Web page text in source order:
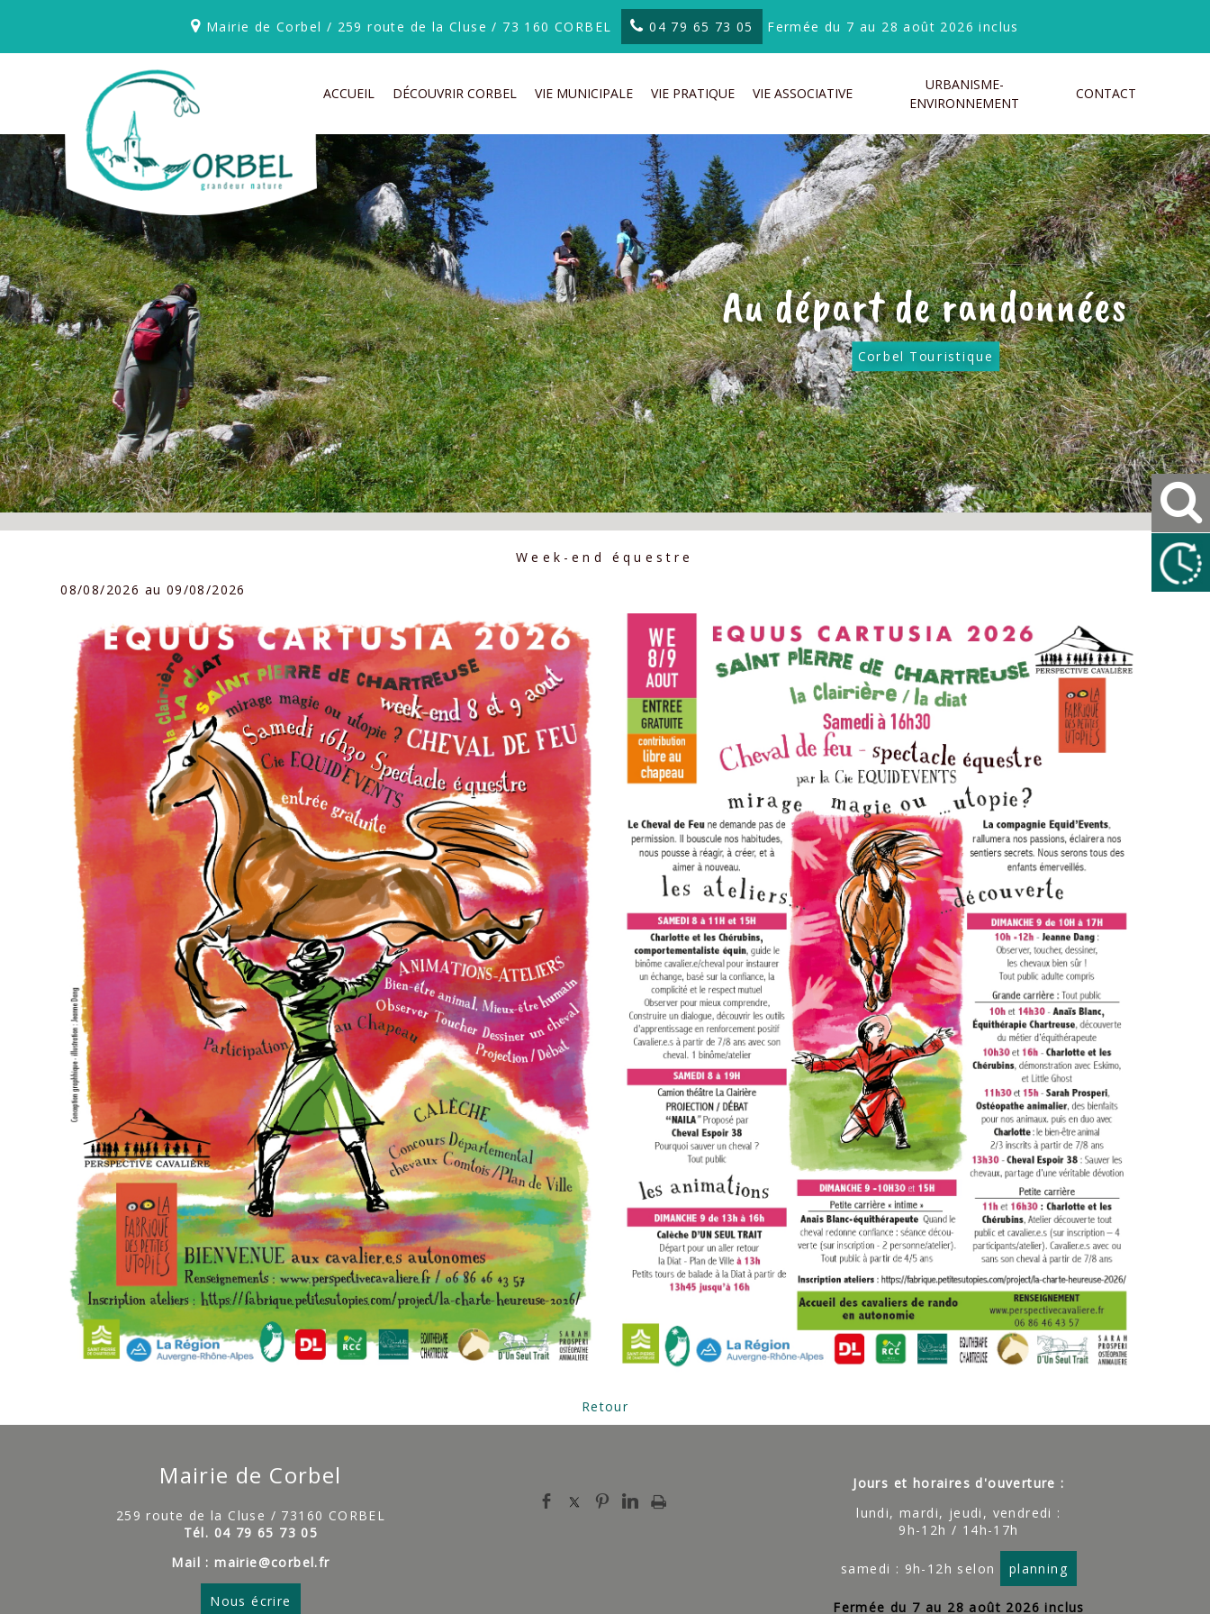
Mairie de Corbel / 259 route de la Cluse / 73 160 CORBEL 04 79 65 73 05 Fermée du 7 au 28 août 2026 inclus
ACCUEIL DÉCOUVRIR CORBEL VIE MUNICIPALE VIE PRATIQUE VIE ASSOCIATIVE
URBANISME-
ENVIRONNEMENT
CONTACT
Au départ de randonnées
Corbel Touristique
Week-end équestre
08/08/2026 au 09/08/2026
Retour
Mairie de Corbel
259 route de la Cluse / 73160 CORBEL
Tél. 04 79 65 73 05
Mail : mairie@corbel.fr
Nous écrire
Jours et horaires d'ouverture :
lundi, mardi, jeudi, vendredi :
9h-12h / 14h-17h
samedi : 9h-12h selon planning
Fermée du 7 au 28 août 2026 inclus